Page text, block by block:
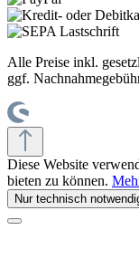
Alle Preise inkl.
ggf.
Diese Website
bieten zu können.
Nur technisch